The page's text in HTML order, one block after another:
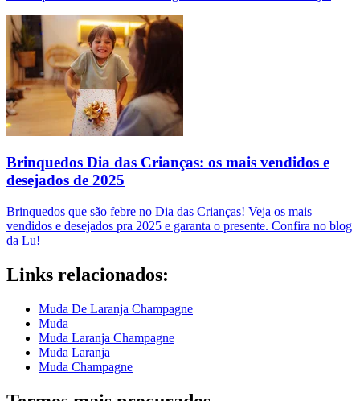
Brinquedos Dia das Crianças: os mais vendidos e
desejados de 2025
Brinquedos que são febre no Dia das Crianças! Veja os mais
vendidos e desejados pra 2025 e garanta o presente. Confira no blog
da Lu!
Links relacionados:
Muda De Laranja Champagne
Muda
Muda Laranja Champagne
Muda Laranja
Muda Champagne